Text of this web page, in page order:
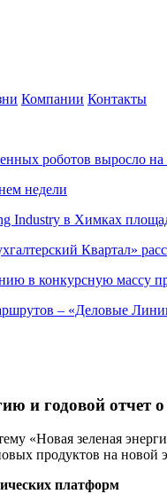
Компании Контакты
роботов выросло на
недели
Industry в Химках
Квартал»
в конкурсную массу
– «Деловые
и годовой отчет о
«Новая зеленая
продуктов на
платформ